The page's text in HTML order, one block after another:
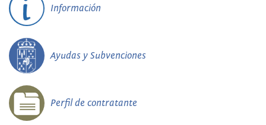
Información
Ayudas y Subvenciones
Perfil de contratante